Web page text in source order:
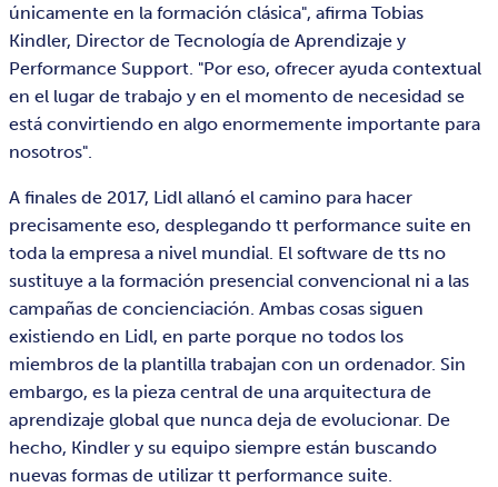
únicamente en la formación clásica", afirma Tobias
Kindler, Director de Tecnología de Aprendizaje y
Performance Support. "Por eso, ofrecer ayuda contextual
en el lugar de trabajo y en el momento de necesidad se
está convirtiendo en algo enormemente importante para
nosotros".
A finales de 2017, Lidl allanó el camino para hacer
precisamente eso, desplegando tt performance suite en
toda la empresa a nivel mundial. El software de tts no
sustituye a la formación presencial convencional ni a las
campañas de concienciación. Ambas cosas siguen
existiendo en Lidl, en parte porque no todos los
miembros de la plantilla trabajan con un ordenador. Sin
embargo, es la pieza central de una arquitectura de
aprendizaje global que nunca deja de evolucionar. De
hecho, Kindler y su equipo siempre están buscando
nuevas formas de utilizar tt performance suite.